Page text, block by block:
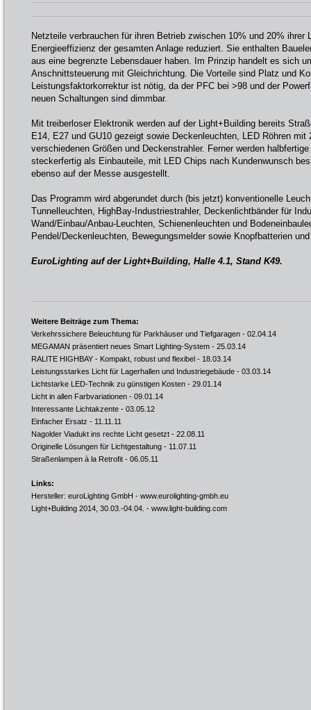
Netzteile verbrauchen für ihren Betrieb zwischen 10% und 20% ihrer
Energieeffizienz der gesamten Anlage reduziert. Sie enthalten
aus eine begrenzte Lebensdauer haben. Im Prinzip handelt es sich
Anschnittsteuerung mit Gleichrichtung. Die Vorteile sind Platz und
Leistungsfaktorkorrektur ist nötig, da der PFC bei >98 und der
neuen Schaltungen sind dimmbar.
Mit treiberloser Elektronik werden auf der Light+Building bereits
E14, E27 und GU10 gezeigt sowie Deckenleuchten, LED Röhren mit
verschiedenen Größen und Deckenstrahler. Ferner werden
steckerfertig als Einbauteile, mit LED Chips nach Kundenwunsch
ebenso auf der Messe ausgestellt.
Das Programm wird abgerundet durch (bis jetzt) konventionelle
Tunnelleuchten, HighBay-Industriestrahler, Deckenlichtbänder für
Wand/Einbau/Anbau-Leuchten, Schienenleuchten und
Pendel/Deckenleuchten, Bewegungsmelder sowie Knopfbatterien
EuroLighting auf der Light+Building, Halle 4.1, Stand K49.
Weitere Beiträge zum Thema:
Verkehrssichere Beleuchtung für Parkhäuser und Tiefgaragen - 02.04.14
MEGAMAN präsentiert neues Smart Lighting-System - 25.03.14
RALITE HIGHBAY - Kompakt, robust und flexibel - 18.03.14
Leistungsstarkes Licht für Lagerhallen und Industriegebäude - 03.03.14
Lichtstarke LED-Technik zu günstigen Kosten - 29.01.14
Licht in allen Farbvariationen - 09.01.14
Interessante Lichtakzente - 03.05.12
Einfacher Ersatz - 11.11.11
Nagolder Viadukt ins rechte Licht gesetzt - 22.08.11
Originelle Lösungen für Lichtgestaltung - 11.07.11
Straßenlampen à la Retrofit - 06.05.11
Links:
Hersteller: euroLighting GmbH - www.eurolighting-gmbh.eu
Light+Building 2014, 30.03.-04.04. - www.light-building.com